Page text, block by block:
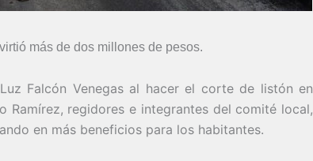
más de dos millones de pesos.
Falcón Venegas al hacer el corte de listón en
Ramírez, regidores e integrantes del comité local,
en más beneficios para los habitantes.